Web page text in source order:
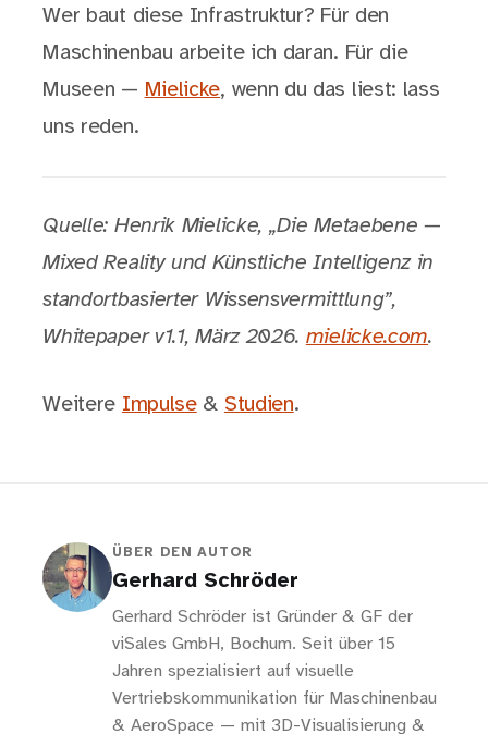
Wer baut diese Infrastruktur? Für den
Maschinenbau arbeite ich daran. Für die
Museen — Mielicke, wenn du das liest: lass
uns reden.
Quelle: Henrik Mielicke, „Die Metaebene —
Mixed Reality und Künstliche Intelligenz in
standortbasierter Wissensvermittlung”,
Whitepaper v1.1, März 2026. mielicke.com.
Weitere Impulse& Studien.
ÜBER DEN AUTOR
Gerhard Schröder
Gerhard Schröder ist Gründer & GF der
viSales GmbH, Bochum. Seit über 15
Jahren spezialisiert auf visuelle
Vertriebskommunikation für Maschinenbau
& AeroSpace — mit 3D-Visualisierung &